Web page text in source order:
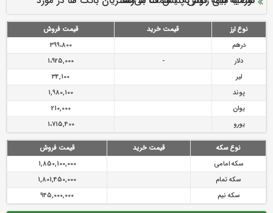
رازی
پیشگیری از سرقت های مجازی
نوع ارز قیمت خرید
قیمت فروش
درهم
399،800
دلار
-
1،925,000
لیر
34,100
پوند
1,980,100
یوان
210,000
یورو
1،715,400
نوع سکه قیمت خرید
قیمت فروش
سکه امامی
1,850,100,000
سکه تمام
1,801,450,000
سکه نیم
945,000,000